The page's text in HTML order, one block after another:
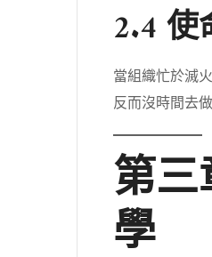
2.4
當組織忙於滅
反而沒時間去
第
學